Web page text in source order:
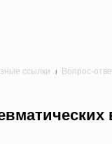
ссылки Вопрос-